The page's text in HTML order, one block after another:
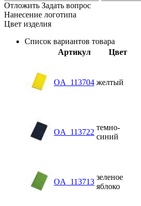
Отложить Задать вопрос
Нанесение логотипа
Цвет изделия
Список вариантов товара
Артикул
Цвет
OA_113704 желтый
OA_113722
темно-
синий
OA_113713
зеленое
яблоко